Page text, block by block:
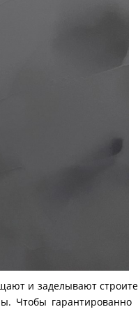
и заделывают
Чтобы